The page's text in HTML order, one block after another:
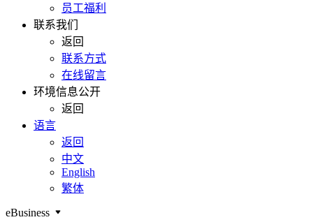
员工福利
联系我们
返回
联系方式
在线留言
环境信息公开
返回
语言
返回
中文
English
繁体
eBusiness